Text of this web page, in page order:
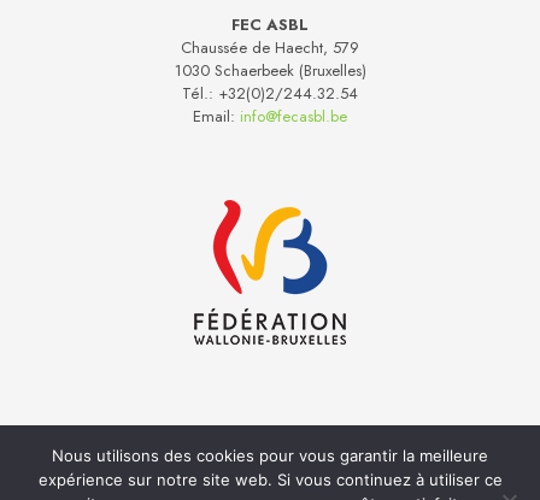
FEC ASBL
Chaussée de Haecht, 579
1030 Schaerbeek (Bruxelles)
Tél.: +32(0)2/244.32.54
Email: info@fecasbl.be
Réalisation Inside- Hébergement webAnagramme
Cookies
Nous utilisons des cookies pour vous garantir la meilleure
expérience sur notre site web. Si vous continuez à utiliser ce